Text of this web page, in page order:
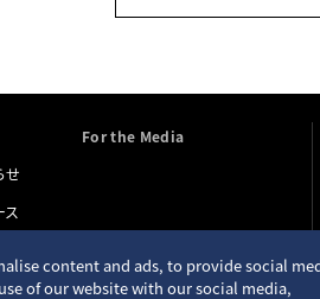
せ
ス
For the Media
content and ads, to provide social
of our website with our social media,